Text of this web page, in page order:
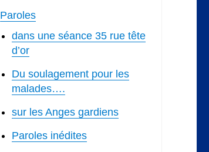
Paroles
dans une séance 35 rue tête
d’or
Du soulagement pour les
malades….
sur les Anges gardiens
Paroles inédites